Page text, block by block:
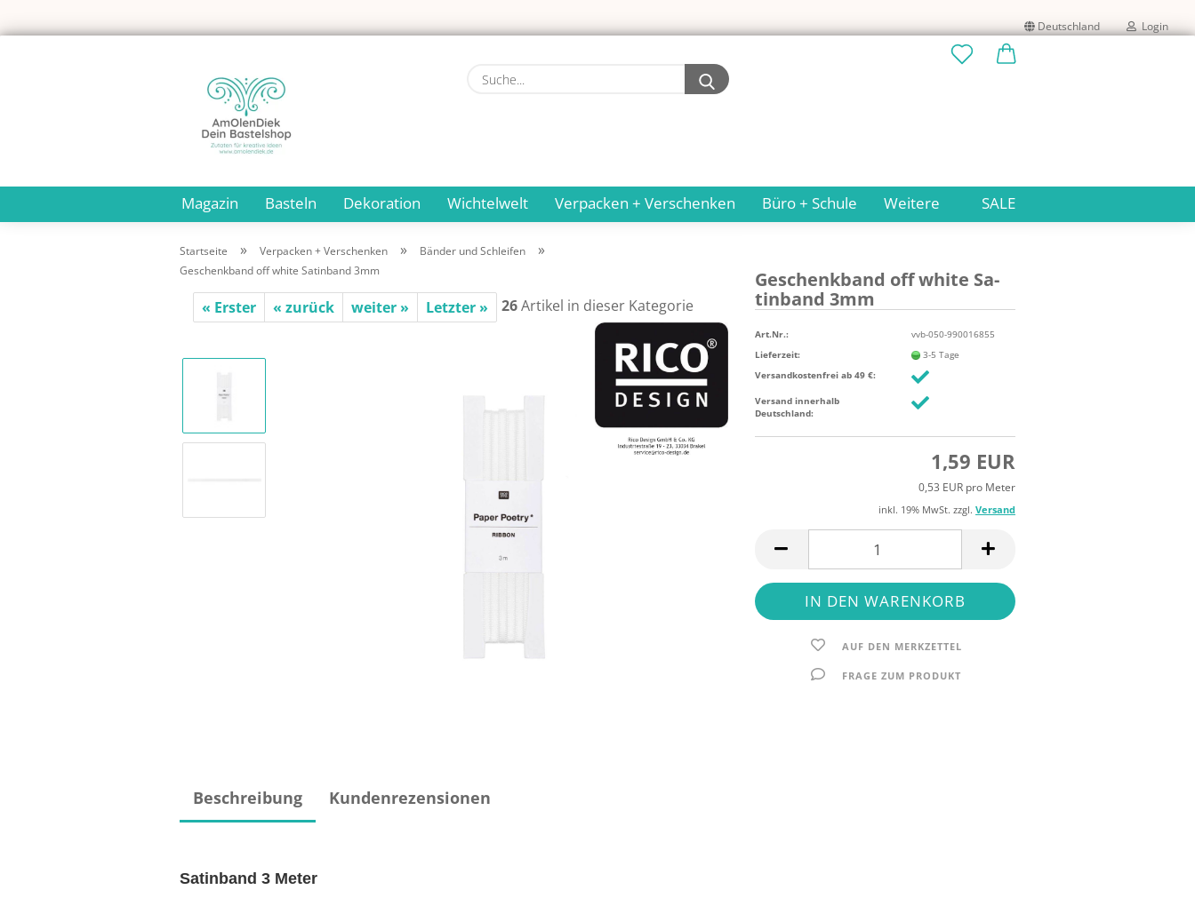
Deutschland Login
Konto erstellen
Passwort vergessen?
Suche...
Magazin Basteln Dekoration Wichtelwelt Verpacken + Verschenken Büro + Schule SALE
Weitere
Startseite » Verpacken + Verschenken » Bänder und Schleifen »
Geschenkband off white Satinband 3mm
« Erster « zurück weiter » Letzter » 26Artikel in dieser Kategorie
Ge­schenk­band off white Sa­
tin­band 3mm
Art.Nr.:
vvb-050-990016855
Lieferzeit:
3-5 Tage
Versandkostenfrei ab 49 €:
Versand innerhalb
Deutschland:
1,59 EUR
0,53 EUR pro Meter
inkl. 19% MwSt. zzgl. Versand
AUF DEN MERKZETTEL
FRAGE ZUM PRODUKT
Beschreibung Kundenrezensionen
Satinband 3 Meter